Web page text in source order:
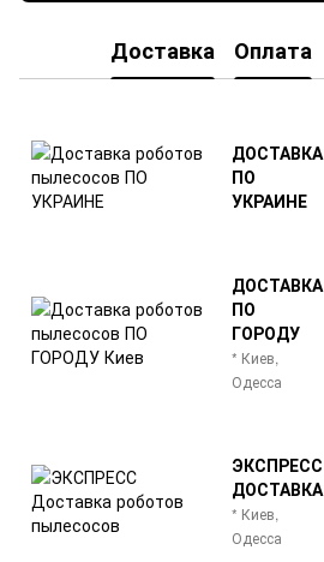
Доставка Оплата
ДОСТАВКА
ПО
УКРАИНЕ
ДОСТАВКА
ПО
ГОРОДУ
* Киев,
Одесса
ЭКСПРЕСС
ДОСТАВКА
* Киев,
Одесса